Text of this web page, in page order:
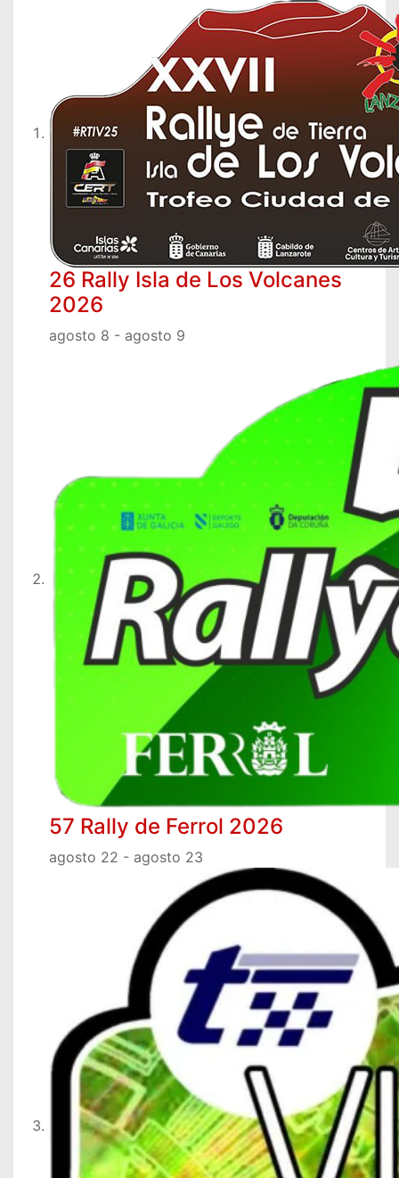
26 Rally Isla de Los Volcanes
2026
agosto 8 - agosto 9
57 Rally de Ferrol 2026
agosto 22 - agosto 23